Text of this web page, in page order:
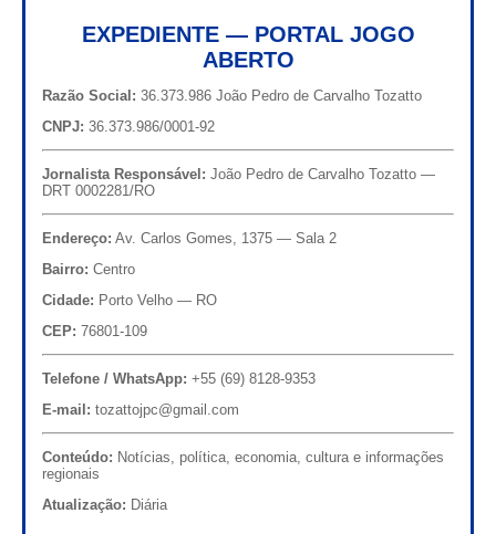
EXPEDIENTE — PORTAL JOGO
ABERTO
Razão Social: 36.373.986 João Pedro de Carvalho Tozatto
CNPJ: 36.373.986/0001-92
Jornalista Responsável: João Pedro de Carvalho Tozatto —
DRT 0002281/RO
Endereço: Av. Carlos Gomes, 1375 — Sala 2
Bairro: Centro
Cidade: Porto Velho — RO
CEP: 76801-109
Telefone / WhatsApp: +55 (69) 8128-9353
E-mail: tozattojpc@gmail.com
Conteúdo: Notícias, política, economia, cultura e informações
regionais
Atualização: Diária